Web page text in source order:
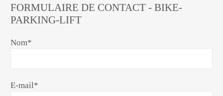
FORMULAIRE DE CONTACT - BIKE-
PARKING-LIFT
Nom*
E-mail*